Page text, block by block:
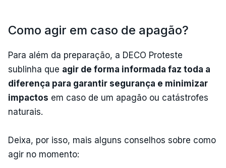
Como agir em caso de apagão?
Para além da preparação, a DECO Proteste
sublinha que agir de forma informada faz toda a
diferença para garantir segurança e minimizar
impactos em caso de um apagão ou catástrofes
naturais.
Deixa, por isso, mais alguns conselhos sobre como
agir no momento: